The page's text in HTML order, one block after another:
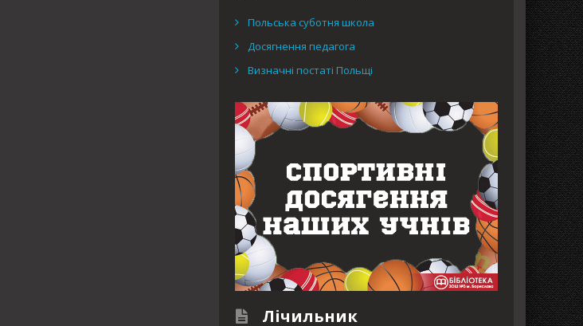
Польська суботня школа
Досягнення педагога
Визначні постаті Польщі
Лічильник